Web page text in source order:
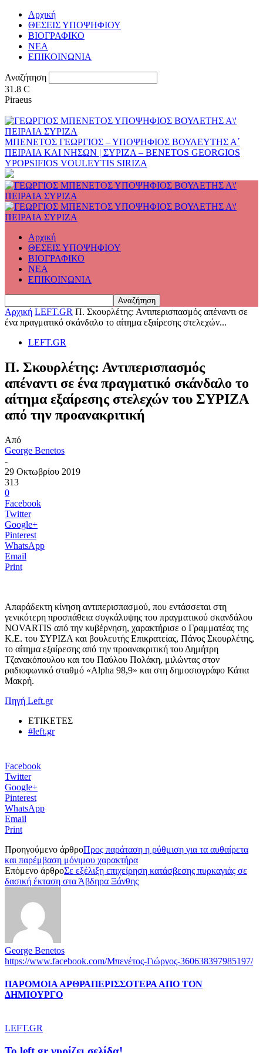
Αρχική
ΘΕΣΕΙΣ ΥΠΟΨΗΦΙΟΥ
ΒΙΟΓΡΑΦΙΚΟ
ΝΕΑ
ΕΠΙΚΟΙΝΩΝΙΑ
Αναζήτηση
31.8 C
Piraeus
ΜΠΕΝΕΤΟΣ ΓΕΩΡΓΙΟΣ – ΥΠΟΨΗΦΙΟΣ ΒΟΥΛΕΥΤΗΣ Α΄
ΠΕΙΡΑΙΑ ΚΑΙ ΝΗΣΩΝ | ΣΥΡΙΖΑ – BENETOS GEORGIOS
YPOPSIFIOS VOULEYTIS SIRIZA
Αρχική
ΘΕΣΕΙΣ ΥΠΟΨΗΦΙΟΥ
ΒΙΟΓΡΑΦΙΚΟ
ΝΕΑ
ΕΠΙΚΟΙΝΩΝΙΑ
Αρχική LEFT.GR Π. Σκουρλέτης: Αντιπερισπασμός απέναντι σε
ένα πραγματικό σκάνδαλο το αίτημα εξαίρεσης στελεχών...
LEFT.GR
Π. Σκουρλέτης: Αντιπερισπασμός
απέναντι σε ένα πραγματικό σκάνδαλο το
αίτημα εξαίρεσης στελεχών του ΣΥΡΙΖΑ
από την προανακριτική
Από
George Benetos
-
29 Οκτωβρίου 2019
313
0
Facebook
Twitter
Google+
Pinterest
WhatsApp
Email
Print
Απαράδεκτη κίνηση αντιπερισπασμού, που εντάσσεται στη
γενικότερη προσπάθεια συγκάλυψης του πραγματικού σκανδάλου
NOVARTIS από την κυβέρνηση, χαρακτήρισε ο Γραμματέας της
Κ.Ε. του ΣΥΡΙΖΑ και βουλευτής Επικρατείας, Πάνος Σκουρλέτης,
το αίτημα εξαίρεσης από την προανακριτική του Δημήτρη
Τζανακόπουλου και του Παύλου Πολάκη, μιλώντας στον
ραδιοφωνικό σταθμό «Alpha 98,9» και στη δημοσιογράφο Κάτια
Μακρή.
Πηγή Left.gr
ΕΤΙΚΕΤΕΣ
#left.gr
Facebook
Twitter
Google+
Pinterest
WhatsApp
Email
Print
Προηγούμενο άρθροΠρος παράταση η ρύθμιση για τα αυθαίρετα
και παρέμβαση μόνιμου χαρακτήρα
Επόμενο άρθροΣε εξέλιξη επιχείρηση κατάσβεσης πυρκαγιάς σε
δασική έκταση στα Άβδηρα Ξάνθης
George Benetos
https://www.facebook.com/Μπενέτος-Γιώργος-360638397985197/
ΠΑΡΟΜΟΙΑ ΑΡΘΡΑΠΕΡΙΣΣΟΤΕΡΑ ΑΠΟ ΤΟΝ
ΔΗΜΙΟΥΡΓΟ
LEFT.GR